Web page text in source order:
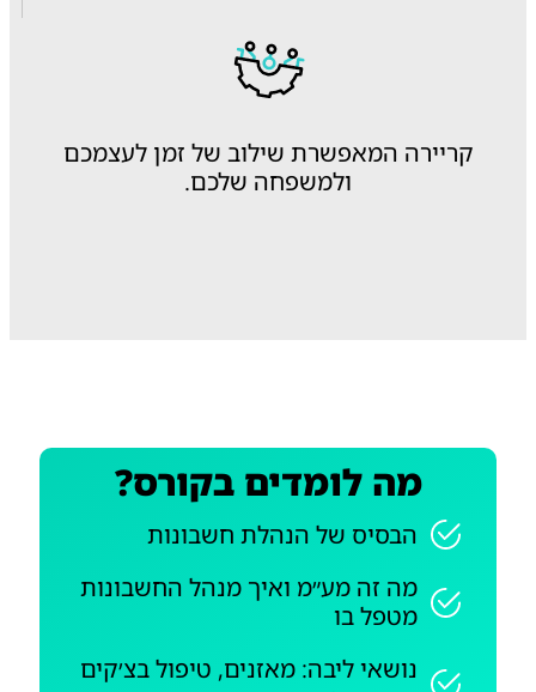
קריירה המאפשרת שילוב של זמן לעצמכם
ולמשפחה שלכם.
מה לומדים בקורס?
הבסיס של הנהלת חשבונות
מה זה מע״מ ואיך מנהל החשבונות
מטפל בו
נושאי ליבה: מאזנים, טיפול בצ׳קים